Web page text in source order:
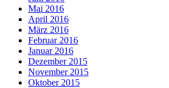
Mai 2016
April 2016
März 2016
Februar 2016
Januar 2016
Dezember 2015
November 2015
Oktober 2015